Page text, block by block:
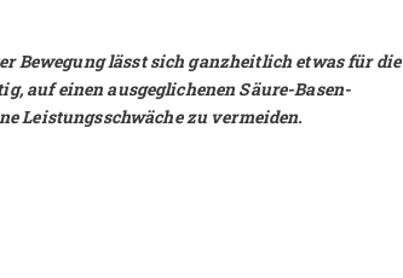
Bewegung lässt sich ganzheitlich etwas für die
auf einen ausgeglichenen Säure-Basen-
Leistungsschwäche zu vermeiden.